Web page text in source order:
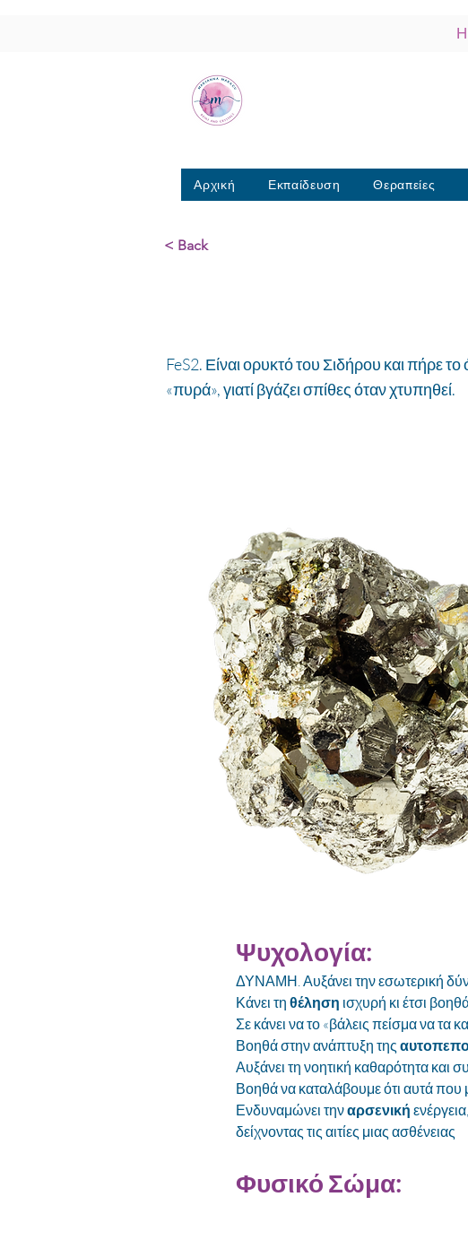
Η
Αρχική Εκπαίδευση Θεραπείες
< Back
FeS2. Είναι ορυκτό του Σιδήρου και πήρε
«πυρά», γιατί βγάζει σπίθες όταν χτυπηθεί.
Ψυχολογία:
ΔΥΝΑΜΗ. Αυξάνει την εσωτερική
Κάνει τη θέληση ισχυρή κι έτσι
Σε κάνει να το «βάλεις πείσμα να τα
Βοηθά στην ανάπτυξη της
Αυξάνει τη νοητική καθαρότητα και
Βοηθά να καταλάβουμε ότι αυτά
Ενδυναμώνει την αρσενική
δείχνοντας τις αιτίες μιας ασθένειας
Φυσικό Σώμα: